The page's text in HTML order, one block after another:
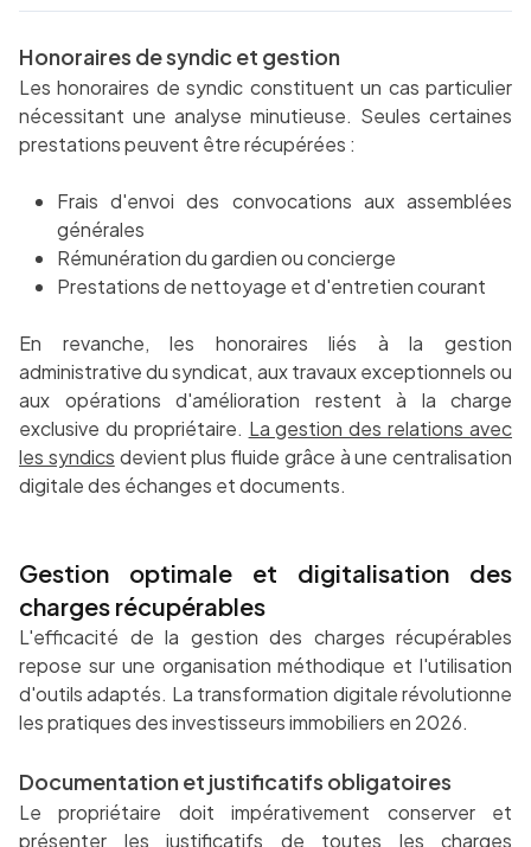
Honoraires de syndic et gestion
Les honoraires de syndic constituent un cas particulier
nécessitant une analyse minutieuse. Seules certaines
prestations peuvent être récupérées :
Frais d'envoi des convocations aux assemblées
générales
Rémunération du gardien ou concierge
Prestations de nettoyage et d'entretien courant
En revanche, les honoraires liés à la gestion
administrative du syndicat, aux travaux exceptionnels ou
aux opérations d'amélioration restent à la charge
exclusive du propriétaire. La gestion des relations avec
les syndics devient plus fluide grâce à une centralisation
digitale des échanges et documents.
Gestion optimale et digitalisation des
charges récupérables
L'efficacité de la gestion des charges récupérables
repose sur une organisation méthodique et l'utilisation
d'outils adaptés. La transformation digitale révolutionne
les pratiques des investisseurs immobiliers en 2026.
Documentation et justificatifs obligatoires
Le propriétaire doit impérativement conserver et
présenter les justificatifs de toutes les charges